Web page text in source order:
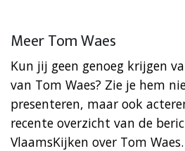
Meer Tom Waes
Kun jij geen genoeg krijgen
van Tom Waes? Zie je hem
presenteren, maar ook
recente overzicht van de
VlaamsKijken over Tom